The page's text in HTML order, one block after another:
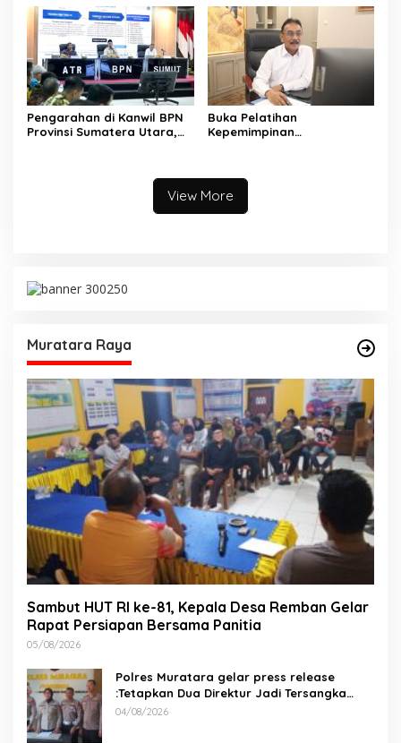
Cepat
Pengarahan di Kanwil BPN
Provinsi Sumatera Utara,
Buka Pelatihan
Kepemimpinan
Hasilkan Kerja Berdampak
bagi Masyarakat
View More
Muratara Raya
Sambut HUT RI ke-81, Kepala Desa Remban Gelar
Rapat Persiapan Bersama Panitia
05/08/2026
Polres Muratara gelar press release
:Tetapkan Dua Direktur Jadi Tersangka
Kecelakaan Maut antara Bus ALS dan
04/08/2026